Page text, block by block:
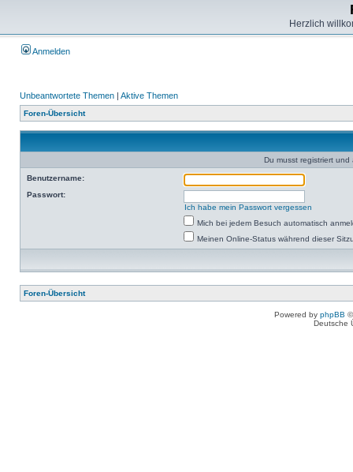
Herzlich
Anmelden
Unbeantwortete Themen | Aktive Themen
Foren-Übersicht
Du musst registriert
Benutzername:
Passwort:
Ich habe mein Passwort vergessen
Mich bei jedem Besuch automatisch
Meinen Online-Status während dieser
Foren-Übersicht
Powered by phpBB
Deutsche